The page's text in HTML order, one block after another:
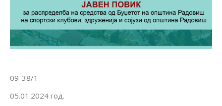
09-38/1
05.01.2024 год.